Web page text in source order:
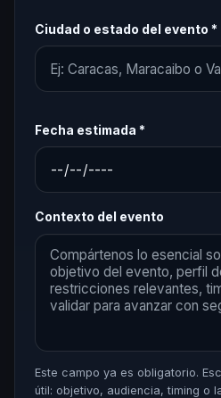
Ciudad o estado del evento *
Fecha estimada *
Contexto del evento
Este campo ya es obligatorio.
útil: objetivo, audiencia, timing o